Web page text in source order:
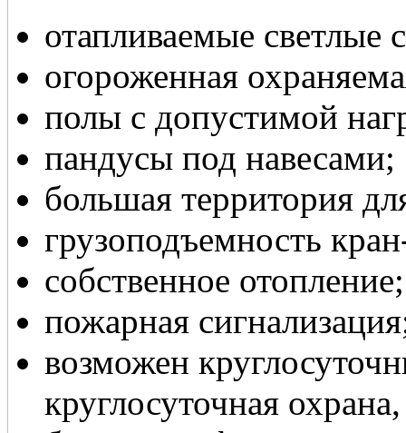
отапливаемые светлые
огороженная
полы с допустимой
пандусы под навесами;
большая территория
грузоподъемность
собственное отопление;
пожарная
возможен
круглосуточная